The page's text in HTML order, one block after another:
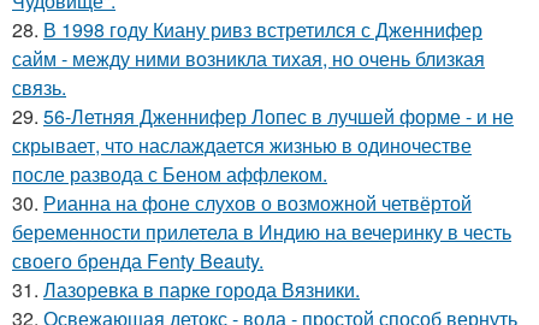
28. В 1998 году Киану ривз встретился с Дженнифер
сайм - между ними возникла тихая, но очень близкая
связь.
29. 56-Летняя Дженнифер Лопес в лучшей форме - и не
скрывает, что наслаждается жизнью в одиночестве
после развода с Беном аффлеком.
30. Рианна на фоне слухов о возможной четвёртой
беременности прилетела в Индию на вечеринку в честь
своего бренда Fenty Beauty.
31. Лазоревка в парке города Вязники.
32. Освежающая детокс - вода - простой способ вернуть